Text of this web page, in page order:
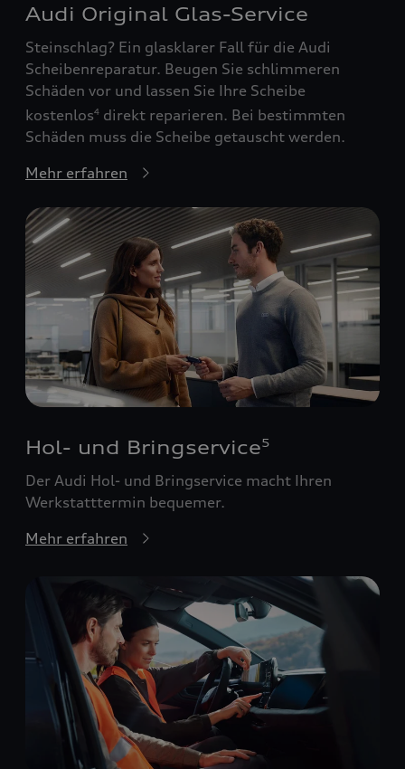
Audi Original Glas-Service
Steinschlag? Ein glasklarer Fall für die Audi
Scheibenreparatur. Beugen Sie schlimmeren
Schäden vor und lassen Sie Ihre Scheibe
kostenlos4 direkt reparieren. Bei bestimmten
Schäden muss die Scheibe getauscht werden.
Mehr erfahren
Hol- und Bringservice5
Der Audi Hol- und Bringservice macht Ihren
Werkstatttermin bequemer.
Mehr erfahren